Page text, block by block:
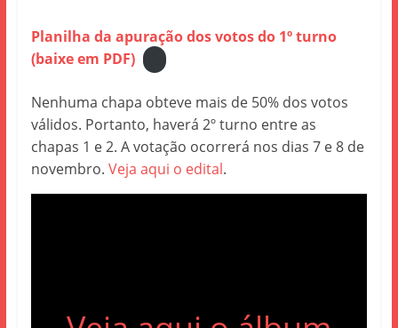
Planilha da apuração dos votos do 1º turno
(baixe em PDF)
Nenhuma chapa obteve mais de 50% dos votos
válidos. Portanto, haverá 2º turno entre as
chapas 1 e 2. A votação ocorrerá nos dias 7 e 8 de
novembro. Veja aqui o edital.